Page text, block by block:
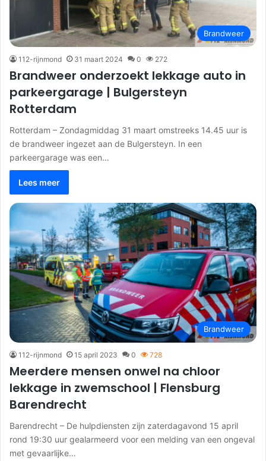
Brandweer
112-rijnmond 31 maart 2024 0 272
Brandweer onderzoekt lekkage auto in
parkeergarage | Bulgersteyn
Rotterdam
Rotterdam – Zondagmiddag 31 maart omstreeks 14.45 uur is
de brandweer ingezet aan de Bulgersteyn. In een
parkeergarage was een…
Lees meer
Brandweer
112-rijnmond 15 april 2023 0 728
Meerdere mensen onwel na chloor
lekkage in zwemschool | Flensburg
Barendrecht
Barendrecht – De hulpdiensten zijn zaterdagavond 15 april
rond 19:30 uur gealarmeerd voor een melding van een ongeval
met gevaarlijke…